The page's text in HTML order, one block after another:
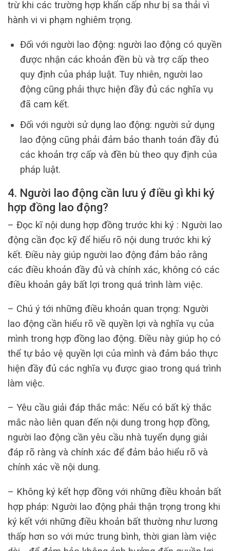
trừ khi các trường hợp khẩn cấp như bị sa thải vì
hành vi vi phạm nghiêm trọng.
Đối với người lao động: người lao động có quyền
được nhận các khoản đền bù và trợ cấp theo
quy định của pháp luật. Tuy nhiên, người lao
động cũng phải thực hiện đầy đủ các nghĩa vụ
đã cam kết.
Đối với người sử dụng lao động: người sử dụng
lao động cũng phải đảm bảo thanh toán đầy đủ
các khoản trợ cấp và đền bù theo quy định của
pháp luật.
4. Người lao động cần lưu ý điều gì khi ký
hợp đồng lao động?
– Đọc kĩ nội dung hợp đồng trước khi ký : Người lao
động cần đọc kỹ để hiểu rõ nội dung trước khi ký
kết. Điều này giúp người lao động đảm bảo rằng
các điều khoản đầy đủ và chính xác, không có các
điều khoản gây bất lợi trong quá trình làm việc.
– Chú ý tới những điều khoản quan trọng: Người
lao động cần hiểu rõ về quyền lợi và nghĩa vụ của
mình trong hợp đồng lao động. Điều này giúp họ có
thể tự bảo vệ quyền lợi của mình và đảm bảo thực
hiện đầy đủ các nghĩa vụ được giao trong quá trình
làm việc.
– Yêu cầu giải đáp thắc mắc: Nếu có bất kỳ thắc
mắc nào liên quan đến nội dung trong hợp đồng,
người lao động cần yêu cầu nhà tuyển dụng giải
đáp rõ ràng và chính xác để đảm bảo hiểu rõ và
chính xác về nội dung.
– Không ký kết hợp đồng với những điều khoản bất
hợp pháp: Người lao động phải thận trọng trong khi
ký kết với những điều khoản bất thường như lương
thấp hơn so với mức trung bình, thời gian làm việc